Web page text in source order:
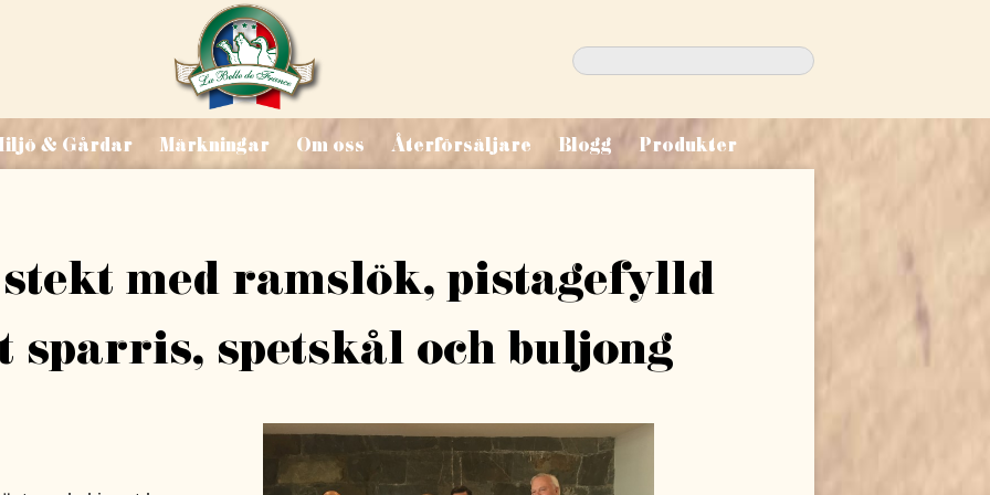
Sök
& Gårdar Märkningar Om oss Återförsäljare Blogg Produkter
med ramslök, pistagefylld
sparris, spetskål och buljong